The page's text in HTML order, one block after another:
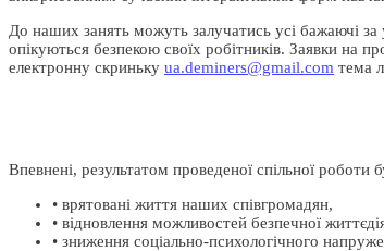
До наших занять можуть залучатись усі бажаючі за
опікуються безпекою своїх робітників. Заявки на
електронну скриньку ua.deminers@gmail.com тема
Впевнені, результатом проведеної спільної роботи
• врятовані життя наших співгромадян,
• відновлення можливостей безпечної
• зниження соціально-психологічного